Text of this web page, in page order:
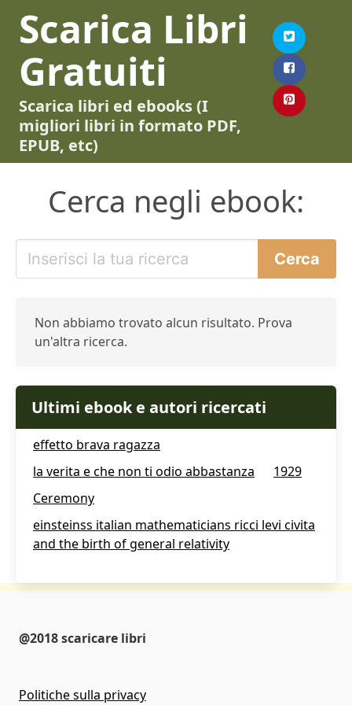
Scarica Libri
Gratuiti
Scarica libri ed ebooks (I
migliori libri in formato PDF,
EPUB, etc)
Cerca negli ebook:
Non abbiamo trovato alcun risultato. Prova
un'altra ricerca.
Ultimi ebook e autori ricercati
effetto brava ragazza
la verita e che non ti odio abbastanza
1929
Ceremony
einsteinss italian mathematicians ricci levi civita
and the birth of general relativity
@2018 scaricare libri
Politiche sulla privacy